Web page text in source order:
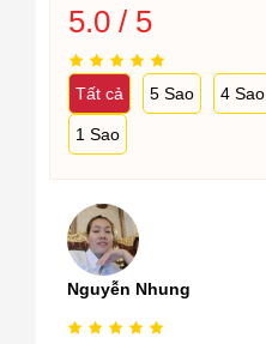
5.0 / 5
Tất cả 5 Sao 4 Sao
1 Sao
Nguyễn Nhung